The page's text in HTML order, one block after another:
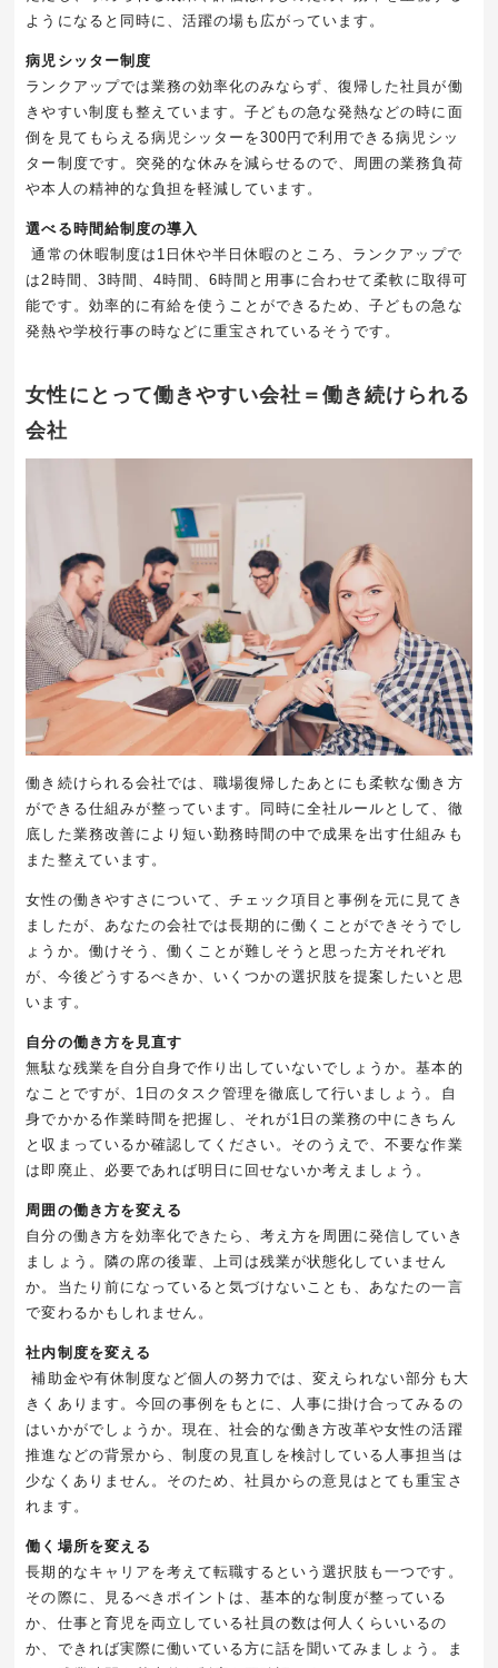
ようになると同時に、活躍の場も広がっています。
病児シッター制度
ランクアップでは業務の効率化のみならず、復帰した社員が働
きやすい制度も整えています。子どもの急な発熱などの時に面
倒を見てもらえる病児シッターを300円で利用できる病児シッ
ター制度です。突発的な休みを減らせるので、周囲の業務負荷
や本人の精神的な負担を軽減しています。
選べる時間給制度の導入
通常の休暇制度は 1 日休や半日休暇のところ、ランクアップで
は 2時間、 3時間、 4時間、 6時間と用事に合わせて柔軟に取得可
能です。効率的に有給を使うことができるため、子どもの急な
発熱や学校行事の時などに重宝されているそうです。
女性にとって働きやすい会社＝働き続けられる
会社
働き続けられる会社では、職場復帰したあとにも柔軟な働き方
ができる仕組みが整っています。同時に全社ルールとして、徹
底した業務改善により短い勤務時間の中で成果を出す仕組みも
また整えています。
女性の働きやすさについて、チェック項目と事例を元に見てき
ましたが、あなたの会社では長期的に働くことができそうでし
ょうか。働けそう、働くことが難しそうと思った方それぞれ
が、今後どうするべきか、いくつかの選択肢を提案したいと思
います。
自分の働き方を見直す
無駄な残業を自分自身で作り出していないでしょうか。基本的
なことですが、 1 日のタスク管理を徹底して行いましょう。自
身でかかる作業時間を把握し、それが1 日の業務の中にきちん
と収まっているか確認してください。そのうえで、不要な作業
は即廃止、必要であれば明日に回せないか考えましょう。
周囲の働き方を変える
自分の働き方を効率化できたら、考え方を周囲に発信していき
ましょう。隣の席の後輩、上司は残業が状態化していません
か。当たり前になっていると気づけないことも、あなたの一言
で変わるかもしれません。
社内制度を変える
補助金や有休制度など個人の努力では、変えられない部分も大
きくあります。今回の事例をもとに、人事に掛け合ってみるの
はいかがでしょうか。現在、社会的な働き方改革や女性の活躍
推進などの背景から、制度の見直しを検討している人事担当は
少なくありません。そのため、社員からの意見はとても重宝さ
れます。
働く場所を変える
長期的なキャリアを考えて転職するという選択肢も一つです。
その際に、見るべきポイントは、基本的な制度が整っている
か、仕事と育児を両立している社員の数は何人くらいいるの
か、できれば実際に働いている方に話を聞いてみましょう。ま